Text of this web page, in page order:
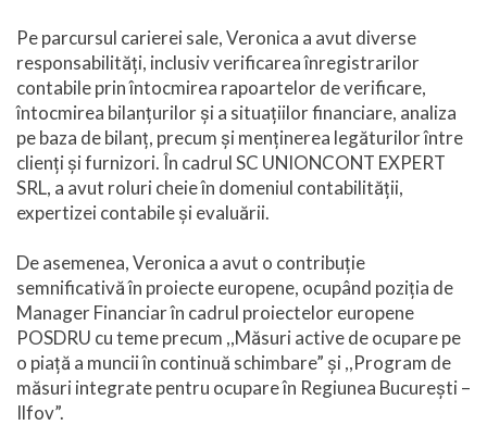
Pe parcursul carierei sale, Veronica a avut diverse
responsabilități, inclusiv verificarea înregistrarilor
contabile prin întocmirea rapoartelor de verificare,
întocmirea bilanțurilor și a situațiilor financiare, analiza
pe baza de bilanț, precum și menținerea legăturilor între
clienți și furnizori. În cadrul SC UNIONCONT EXPERT
SRL, a avut roluri cheie în domeniul contabilității,
expertizei contabile și evaluării.
De asemenea, Veronica a avut o contribuție
semnificativă în proiecte europene, ocupând poziția de
Manager Financiar în cadrul proiectelor europene
POSDRU cu teme precum ,,Măsuri active de ocupare pe
o piață a muncii în continuă schimbare” și ,,Program de
măsuri integrate pentru ocupare în Regiunea București –
Ilfov”.